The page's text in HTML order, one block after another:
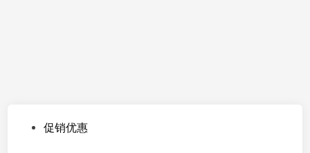
Posted促销优惠